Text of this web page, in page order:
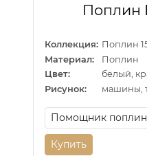
Поплин
Коллекция: Поплин
Материал:
Поплин
Цвет:
белый,
Рисунок:
машины,
Купить